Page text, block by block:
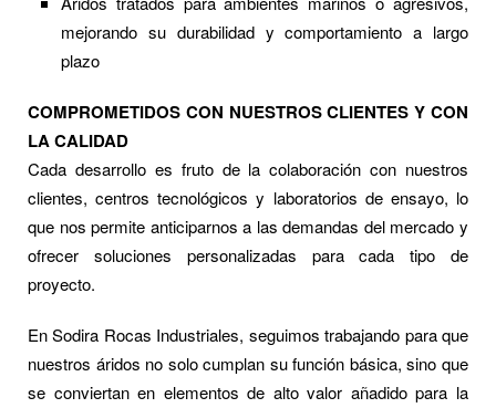
mejorando su durabilidad y comportamiento a largo
plazo
COMPROMETIDOS CON NUESTROS CLIENTES Y CON
LA CALIDAD
Cada desarrollo es fruto de la colaboración con nuestros
clientes, centros tecnológicos y laboratorios de ensayo, lo
que nos permite anticiparnos a las demandas del mercado y
ofrecer soluciones personalizadas para cada tipo de
proyecto.
En Sodira Rocas Industriales, seguimos trabajando para que
nuestros áridos no solo cumplan su función básica, sino que
se conviertan en elementos de alto valor añadido para la